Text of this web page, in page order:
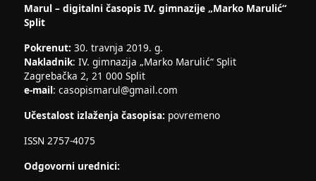
Marul – digitalni časopis IV. gimnazije „Marko Marulić“
Split
Pokrenut: 30. travnja 2019. g.
Nakladnik: IV. gimnazija „Marko Marulić“ Split
Zagrebačka 2, 21 000 Split
e-mail: casopismarul@gmail.com
Učestalost izlaženja časopisa: povremeno
ISSN 2757-4075
Odgovorni urednici: